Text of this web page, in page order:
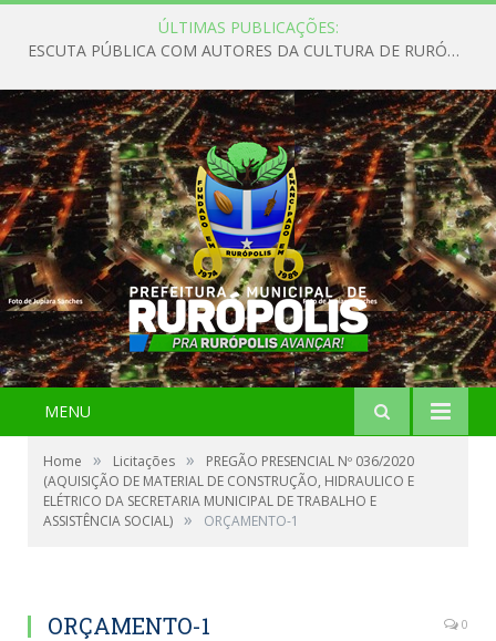
ÚLTIMAS PUBLICAÇÕES:
ESCUTA PÚBLICA COM AUTORES DA CULTURA DE RURÓPOLIS
MENU
Home » Licitações »
PREGÃO PRESENCIAL Nº 036/2020
(AQUISIÇÃO DE MATERIAL DE CONSTRUÇÃO, HIDRAULICO E
ELÉTRICO DA SECRETARIA MUNICIPAL DE TRABALHO E
ASSISTÊNCIA SOCIAL) » ORÇAMENTO-1
ORÇAMENTO-1 0